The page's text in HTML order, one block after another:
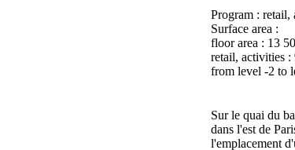
Program : retail,
Surface area :
floor area : 13
retail, activities :
from level -2 to
Sur le quai du
dans l'est de
l'emplacement